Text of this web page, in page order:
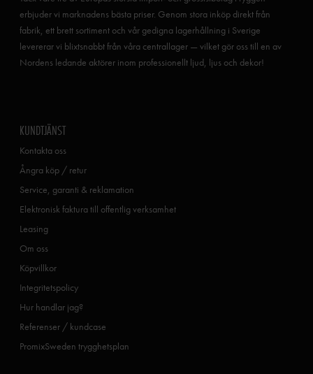
erbjuder vi marknadens bästa priser. Genom stora inköp direkt från
fabrik, ett brett sortiment och vår gedigna lagerhållning i Sverige
levererar vi blixtsnabbt från våra centrallager — vilket gör oss till en av
Nordens ledande aktörer inom professionellt ljud, ljus och dekor!
KUNDTJÄNST
Kontakta oss
Ångra köp / retur
Service, garanti & reklamation
Elektronisk faktura till offentlig verksamhet
Leasing
Om oss
Köpvillkor
Integritetspolicy
Hur handlar jag?
Referenser / kundcase
PromixSweden trygghetsplan